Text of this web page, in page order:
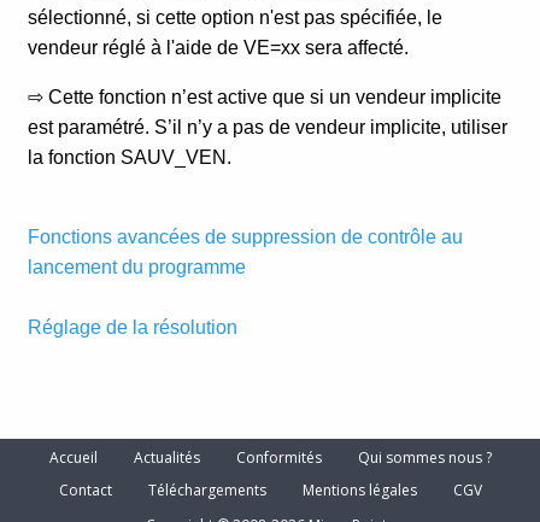
Accueil Actualités Conformités
Qui sommes nous ?
Contact
Téléchargements Mentions légales
CGV